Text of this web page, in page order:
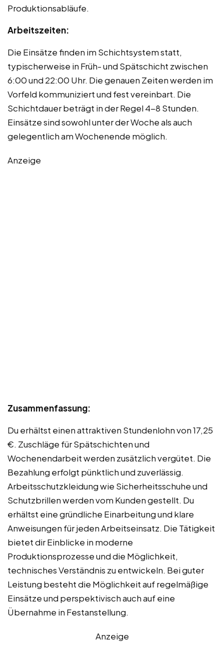
Produktionsabläufe.
Arbeitszeiten:
Die Einsätze finden im Schichtsystem statt,
typischerweise in Früh- und Spätschicht zwischen
6:00 und 22:00 Uhr. Die genauen Zeiten werden im
Vorfeld kommuniziert und fest vereinbart. Die
Schichtdauer beträgt in der Regel 4-8 Stunden.
Einsätze sind sowohl unter der Woche als auch
gelegentlich am Wochenende möglich.
Anzeige
Zusammenfassung:
Du erhältst einen attraktiven Stundenlohn von 17,25
€. Zuschläge für Spätschichten und
Wochenendarbeit werden zusätzlich vergütet. Die
Bezahlung erfolgt pünktlich und zuverlässig.
Arbeitsschutzkleidung wie Sicherheitsschuhe und
Schutzbrillen werden vom Kunden gestellt. Du
erhältst eine gründliche Einarbeitung und klare
Anweisungen für jeden Arbeitseinsatz. Die Tätigkeit
bietet dir Einblicke in moderne
Produktionsprozesse und die Möglichkeit,
technisches Verständnis zu entwickeln. Bei guter
Leistung besteht die Möglichkeit auf regelmäßige
Einsätze und perspektivisch auch auf eine
Übernahme in Festanstellung.
Anzeige